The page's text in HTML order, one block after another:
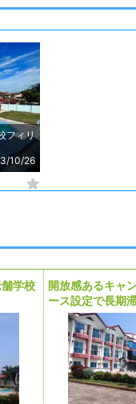
フィリ
10/26
学校
開放感あるキャ
ース設定で長期